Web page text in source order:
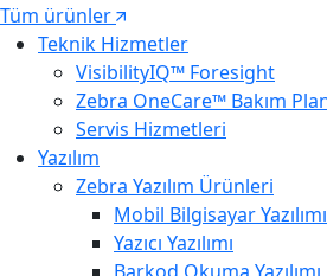
Tüm ürünler
Teknik Hizmetler
VisibilityIQ™ Foresight
Zebra OneCare™ Bakım
Servis Hizmetleri
Yazılım
Zebra Yazılım Ürünleri
Mobil Bilgisayar Yazılımı
Yazıcı Yazılımı